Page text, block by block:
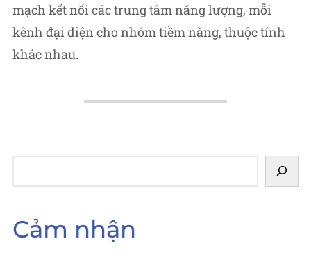
mạch kết nối các trung tâm năng lượng, mỗi
kênh đại diện cho nhóm tiềm năng, thuộc tính
khác nhau.
Cảm nhận